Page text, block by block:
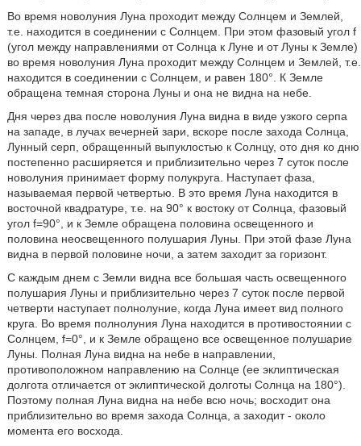
Во время новолуния Луна проходит между Солнцем и Землей,
т.е. находится в соединении с Солнцем. При этом фазовый угол f
(угол между направлениями от Солнца к Луне и от Луны к Земле)
во время новолуния Луна проходит между Солнцем и Землей, т.е.
находится в соединении с Солнцем, и равен 180°. К Земле
обращена темная сторона Луны и она не видна на небе.
Дня через два после новолуния Луна видна в виде узкого серпа
на западе, в лучах вечерней зари, вскоре после захода Солнца,
Лунный серп, обращенный выпуклостью к Солнцу, ото дня ко дню
постепенно расширяется и приблизительно через 7 суток после
новолуния принимает форму полукруга. Наступает фаза,
называемая первой четвертью. В это время Луна находится в
восточной квадратуре, т.е. на 90° к востоку от Солнца, фазовый
угол f=90°, и к Земле обращена половина освещенного и
половина неосвещенного полушария Луны. При этой фазе Луна
видна в первой половине ночи, а затем заходит за горизонт.
С каждым днем с Земли видна все большая часть освещенного
полушария Луны и приблизительно через 7 суток после первой
четверти наступает полнолуние, когда Луна имеет вид полного
круга. Во время полнолуния Луна находится в противостоянии с
Солнцем, f=0°, и к Земле обращено все освещенное полушарие
Луны. Полная Луна видна на небе в направлении,
противоположном направлению на Солнце (ее эклиптическая
долгота отличается от эклиптической долготы Солнца на 180°).
Поэтому полная Луна видна на небе всю ночь; восходит она
приблизительно во время захода Солнца, а заходит - около
момента его восхода.